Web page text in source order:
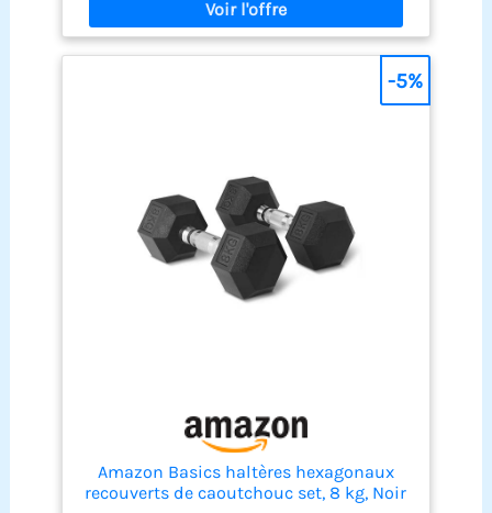
sécurisée et une bonne prise en main. Les 4
verrous maintiennent les plaques en place et
évitent les bruits gênants 【ROBUSTE ET
DURABLE】Fabriqué en fonte de qualité et doté de
barres galvanisées et d’une surface traitée par
travaillez vos bras, épaules, poitrine, abdominaux,
dos et jambes. Niveau débutant ou avancé, ces
haltères conviennent à tous 【ASSEMBLAGE
RAPIDE ET FACILE】12 disques, 2 barres, 1 barre de
connexion, 4 verrous - avec sa structure simple et
un outil fourni, ce kit d'haltères s’assemble
rapidement. Faire du fitness à domicile n’a jamais
Amazon Basics haltères hexagonaux
recouverts de caoutchouc set, 8 kg, Noir
-5%